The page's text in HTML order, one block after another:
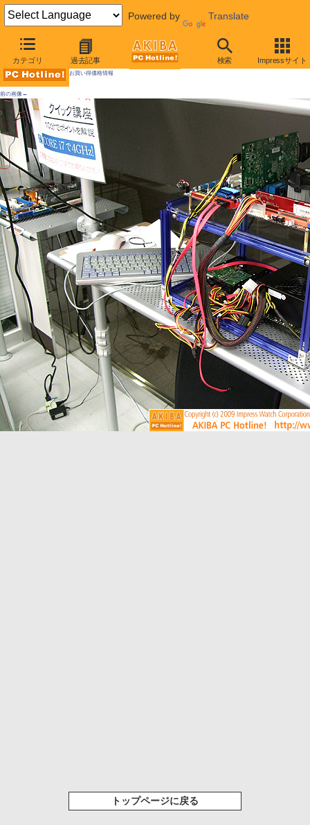
Powered by Translate
カテゴリ 過去記事 検索 Impressサイト
AKIBA PC Hotline! 2009年5月30日号
お買い得価格情報
前の画像←
トップページに戻る